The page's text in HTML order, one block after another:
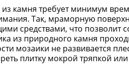
камня требует минимум
Так, мраморную
средствами, что позволит
из природного камня
мозаики не развивается
плитку мокрой тряпкой